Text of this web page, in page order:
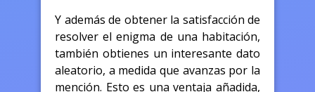
Y además de obtener la satisfacción de
resolver el enigma de una habitación,
también obtienes un interesante dato
aleatorio, a medida que avanzas por la
mención. Esto es una ventaja añadida,